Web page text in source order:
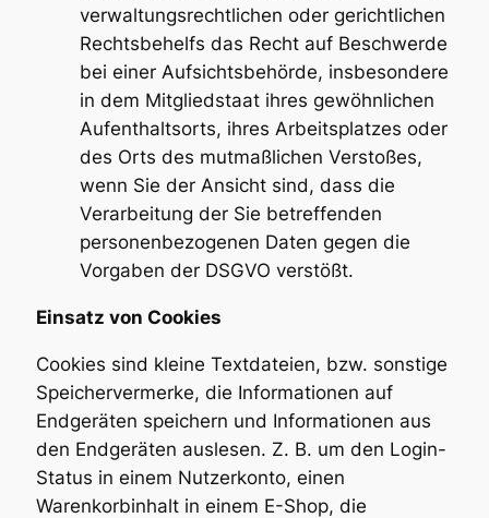
verwaltungsrechtlichen oder gerichtlichen
Rechtsbehelfs das Recht auf Beschwerde
bei einer Aufsichtsbehörde, insbesondere
in dem Mitgliedstaat ihres gewöhnlichen
Aufenthaltsorts, ihres Arbeitsplatzes oder
des Orts des mutmaßlichen Verstoßes,
wenn Sie der Ansicht sind, dass die
Verarbeitung der Sie betreffenden
personenbezogenen Daten gegen die
Vorgaben der DSGVO verstößt.
Einsatz von Cookies
Cookies sind kleine Textdateien, bzw. sonstige
Speichervermerke, die Informationen auf
Endgeräten speichern und Informationen aus
den Endgeräten auslesen. Z. B. um den Login-
Status in einem Nutzerkonto, einen
Warenkorbinhalt in einem E-Shop, die